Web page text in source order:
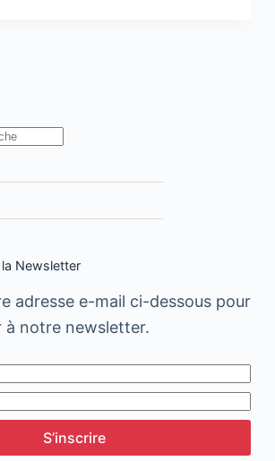
Newsletter
adresse e-mail ci-dessous pour
à notre newsletter.
S’inscrire